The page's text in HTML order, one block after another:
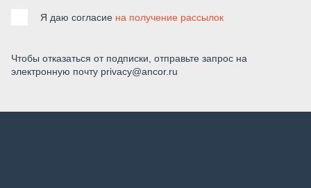
Я даю согласие на получение рассылок
Чтобы отказаться от подписки, отправьте запрос на
электронную почту privacy@ancor.ru